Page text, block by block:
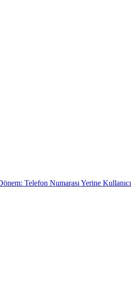
Telefon Numarası Yerine Kullanıcı